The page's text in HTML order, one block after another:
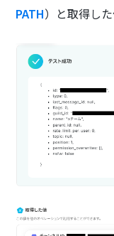
PATH）と取得し